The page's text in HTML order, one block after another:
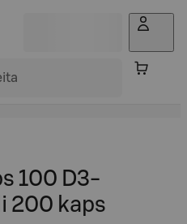
100 D3-
200 kaps